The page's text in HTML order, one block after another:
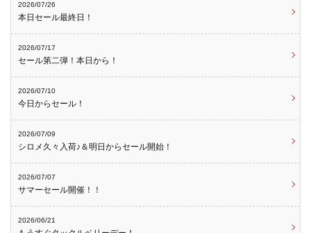
2026/07/26
本日セール最終日！
2026/07/17
セール第二弾！本日から！
2026/07/10
今日からセール！
2026/07/09
シロメ久々入荷♪＆明日からセール開始！
2026/07/07
サマーセール開催！！
2026/06/21